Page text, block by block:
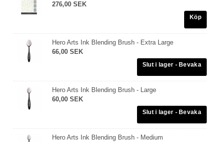
276,00 SEK
Köp
Hero Arts Ink Blending Brush - Extra Large
66,00 SEK
Hero Arts Ink Blending Brush - Large
60,00 SEK
Hero Arts Ink Blending Brush - Medium